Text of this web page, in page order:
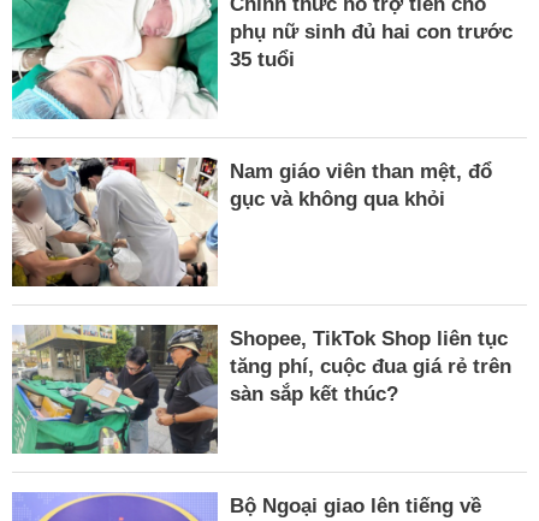
phụ nữ sinh đủ hai con trước
35 tuổi
Nam giáo viên than mệt, đổ
gục và không qua khỏi
Shopee, TikTok Shop liên tục
tăng phí, cuộc đua giá rẻ trên
sàn sắp kết thúc?
Bộ Ngoại giao lên tiếng về